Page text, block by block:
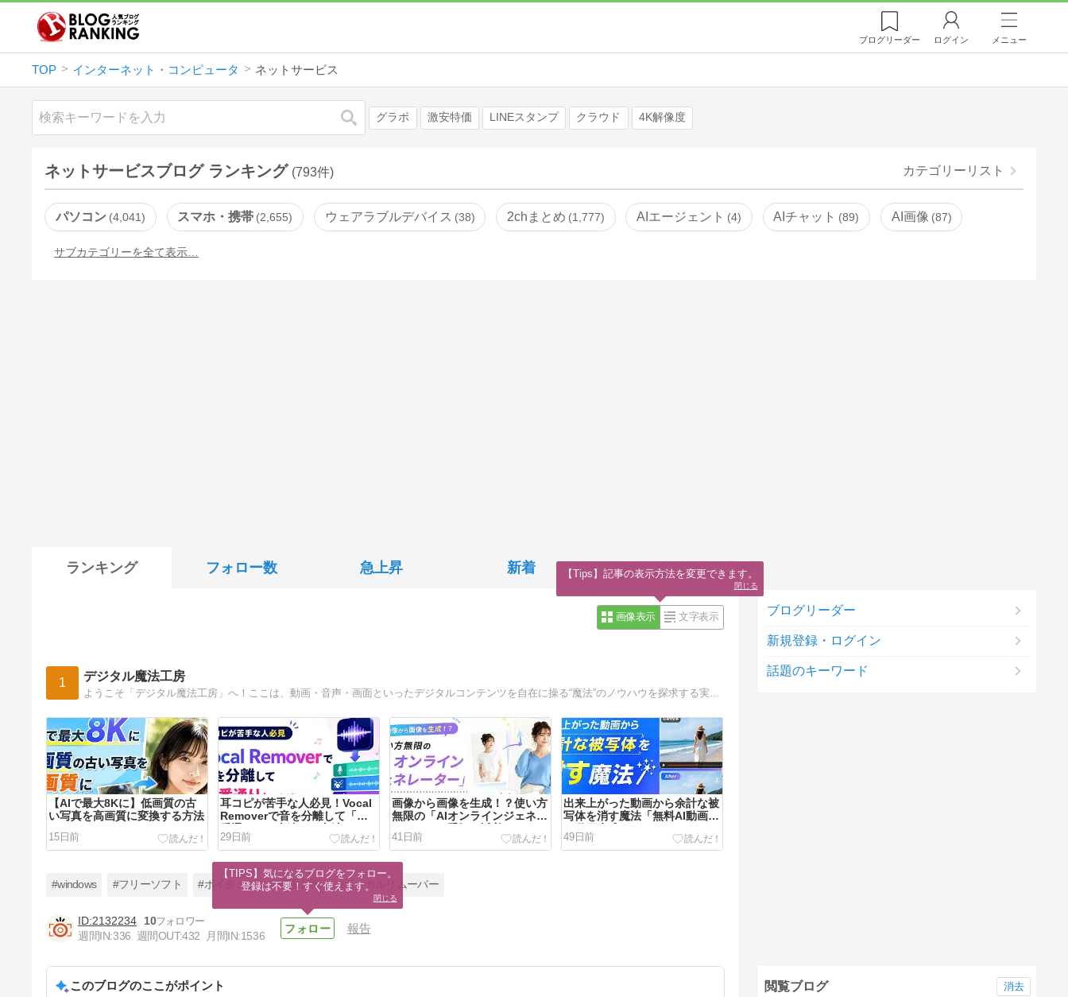
ブログリーダー ログイン メニュー
TOP インターネット・コンピュータ ネットサービス
検索 グラボ 激安特価 LINEスタンプ クラウド 4K解像度
ネットサービスブログ ランキング (793件) カテゴリーリスト
パソコン 4,041 スマホ・携帯 2,655 ウェアラブルデバイス 38 2chまとめ 1,777 AIエージェント 4 AIチャット 89 AI画像 87
サブカテゴリーを全て表示…
ランキング フォロー数 急上昇 新着
画像表示 文字表示
1 デジタル魔法工房
【AIで最大8Kに】低画質の古
い写真を高画質に変換する方法
15日前
耳コピが苦手な人必見！Vocal
Removerで音を分離して「順
番通り」に上達する方法
29日前
画像から画像を生成！？使い方
無限の「AIオンラインジェネレ
ーター」で手軽に試着してみる
方法
41日前
出来上がった動画から余計な被
写体を消す魔法「無料AI動画か
ら動画生成」
49日前
シュカードメーカー」でバイリ
ンガルになる魔法
55日前
#windows #フリーソフト #ボイチェン #画面録画 #ボーカルリムーバー
2132234
10
週間IN:336 週間OUT:432 月間IN:1536
報告
このブログのここがポイント
ブログリーダー
新規登録・ログイン
話題のキーワード
閲覧ブログ 消去
【TIPS】気になるブログをフォロー。
登録は不要！すぐ使えます。
閉じる
【Tips】記事の表示方法を変更できます。
閉じる